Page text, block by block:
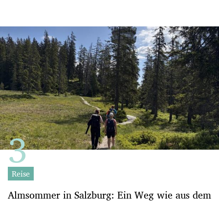
Reise
Almsommer in Salzburg: Ein Weg wie aus dem